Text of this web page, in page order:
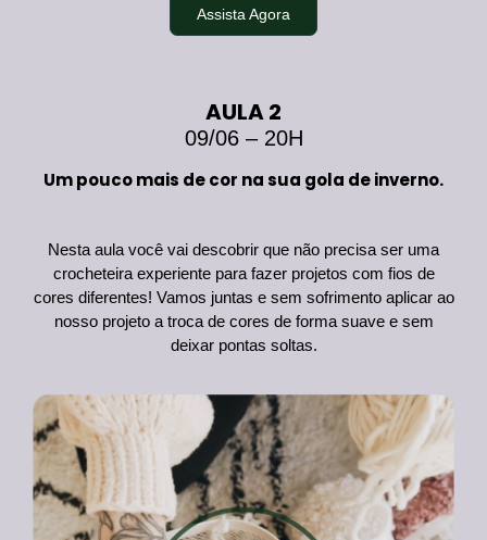
Assista Agora
AULA 2
09/06 – 20H
Um pouco mais de cor na sua gola de inverno.
Nesta aula você vai descobrir que não precisa ser uma
crocheteira experiente para fazer projetos com fios de
cores diferentes! Vamos juntas e sem sofrimento aplicar ao
nosso projeto a troca de cores de forma suave e sem
deixar pontas soltas.